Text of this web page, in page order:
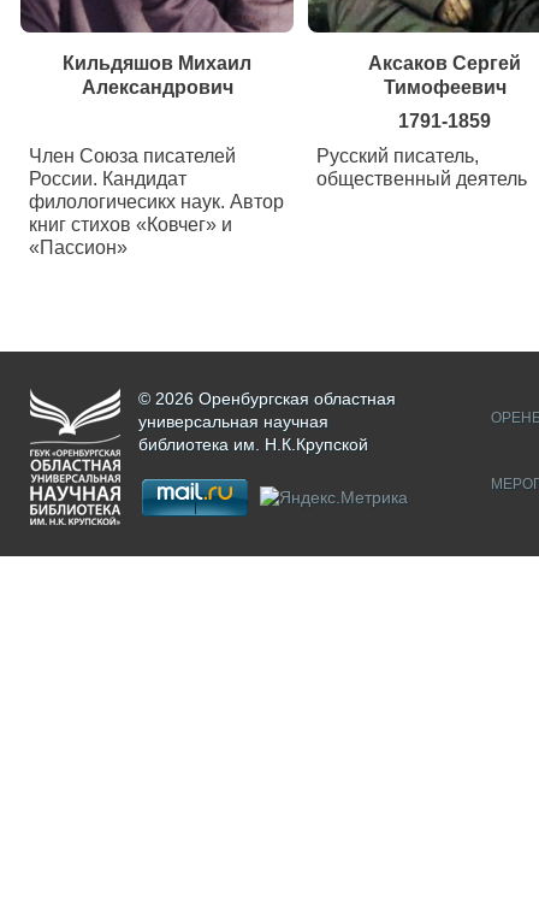
Кильдяшов Михаил
Александрович
Член Союза писателей
России. Кандидат
филологичесикх наук. Автор
книг стихов «Ковчег» и
«Пассион»
Аксаков Сергей
Тимофеевич
1791-1859
Русский писатель,
общественный деятель
© 2026 Оренбургская областная
универсальная научная
библиотека им. Н.К.Крупской